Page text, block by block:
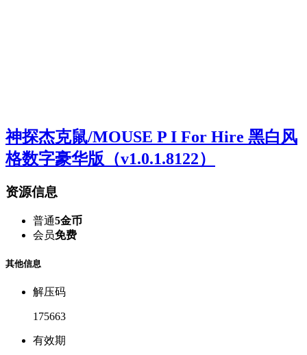
神探杰克鼠/MOUSE P I For Hire 黑白风
格数字豪华版（v1.0.1.8122）
资源信息
普通5金币
会员免费
其他信息
解压码
175663
有效期